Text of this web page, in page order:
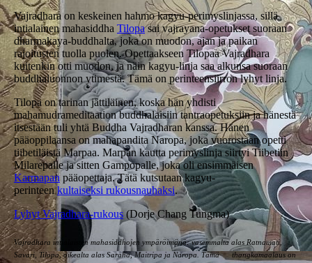
Vajradhara on keskeinen hahmo kagyu-perimyslinjassa, sillä
intialainen mahasiddha Tilopasai vajrayana-opetukset suoraan
dharmakaya-buddhalta, joka on muodon, ajan ja paikan
rajoitusten tuolla puolen. Opettaakseen Tilopaa Vajradhara
kuitenkin otti muodon, ja näin kagyu-linja saa alkunsa suoraan
buddhaluonnon ytimestä. Tämä on perinteensiirron lyhyt linja.
Tilopa on tarinan jättiläinen, koska hän yhdisti
mahamudrameditaation buddhalaisiin tantraopetuksiin ja hänestä
itsestään tuli yhtä Buddha Vajradharan kanssa. Hänen
pääoppilaansa on mahapandita Naropa, joka vuorostaan opetti
tiibetiläistä Marpaa. Marpan kautta perimyslinja siirtyi Tiibetiin
Milarepalle ja sitten Gampopalle, joka oli ensimmäisen
Karmapan pääopettaja. Tätä kutsutaan kagyu-
perinteenkultaiseksi rukousnauhaksi.
Lyhyt Vajradhara-rukous (Dorje Chang Tungma)
Vajradhara intialaisten mahasiddhojen ympäröimänä:vasemmalta alas Ratnamati,
Savari, Tilopa, oikealta alas Saraha, Maitripa ja Naropa. Tämä thangkamaalaus on